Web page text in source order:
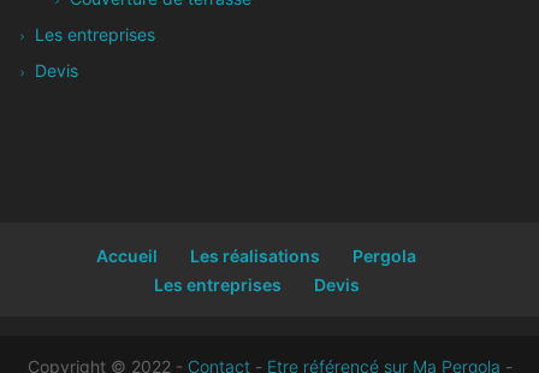
Les entreprises
Devis
Accueil Les réalisations
Pergola
Les entreprises
Devis
Copyright © 2022 - Contact - Etre référencé sur Ma Pergola -